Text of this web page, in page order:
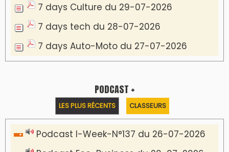
7 days Culture du 29-07-2026
7 days tech du 28-07-2026
7 days Auto-Moto du 27-07-2026
PODCAST +
LES PLUS RÉCENTS CLASSEURS
Podcast I-Week-N°137 du 26-07-2026